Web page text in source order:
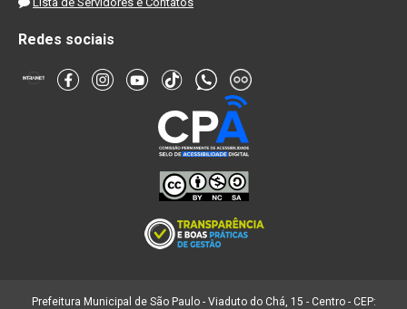
Redes sociais
Prefeitura Municipal de São Paulo - Viaduto do Chá, 15 - Centro - CEP: